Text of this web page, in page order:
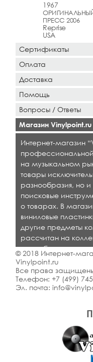
1967
ПРЕСС 2006
Reprise
USA
Сертификаты
Оплата
Доставка
Помощь
Вопросы / Ответы
Магазин Vinylpoint.ru
Интернет-магазин
на музыкальном
товары
разнообразия, но
поисковые
о товарах. В
виниловые
другие предметы
рассчитан на
кто любит
© 2018 Интернет-
Vinylpoint.ru
Все права
Телефон: +7 (499)
Эл. почта: